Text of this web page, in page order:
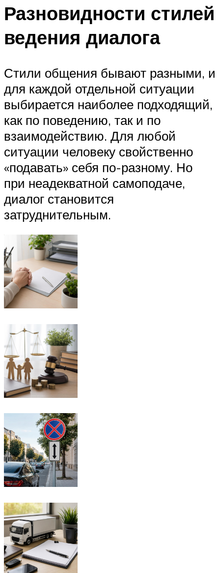
Разновидности стилей
ведения диалога
Стили общения бывают разными, и
для каждой отдельной ситуации
выбирается наиболее подходящий,
как по поведению, так и по
взаимодействию. Для любой
ситуации человеку свойственно
«подавать» себя по-разному. Но
при неадекватной самоподаче,
диалог становится
затруднительным.